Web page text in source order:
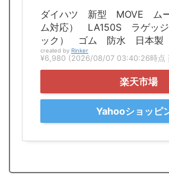
ダイハツ 新型 MOVE ム
ム対応） LA150S ラゲッ
ック） ゴム 防水 日本製
created by Rinker
¥6,980 (2026/08/07 03:40:26時点
楽天市場
Yahooショッピ